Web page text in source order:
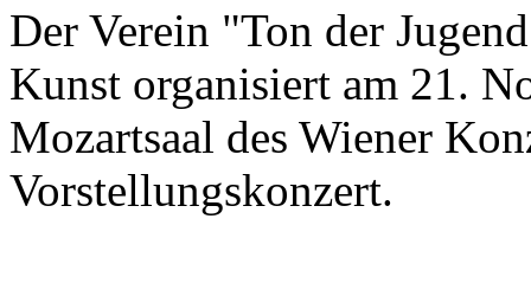
Der Verein "Ton der
Kunst organisiert am 21.
Mozartsaal des Wiener
Vorstellungskonzert.